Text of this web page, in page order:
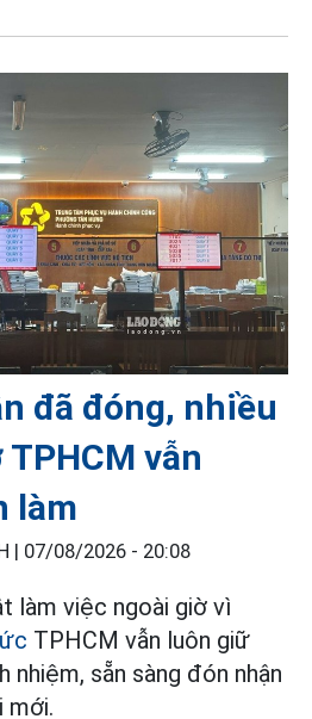
đã đóng, nhiều
vẫn
làm
| 07/08/2026 - 20:08
làm việc ngoài giờ vì
TPHCM vẫn luôn giữ
nhiệm, sẵn sàng đón nhận
mới.